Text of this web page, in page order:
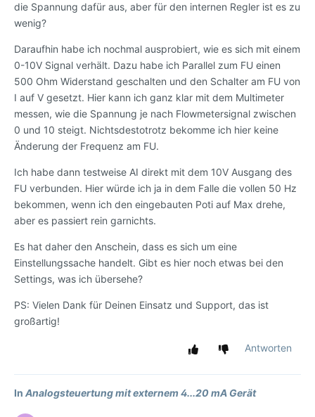
die Spannung dafür aus, aber für den internen Regler ist es zu
wenig?
Daraufhin habe ich nochmal ausprobiert, wie es sich mit einem
0-10V Signal verhält. Dazu habe ich Parallel zum FU einen
500 Ohm Widerstand geschalten und den Schalter am FU von
I auf V gesetzt. Hier kann ich ganz klar mit dem Multimeter
messen, wie die Spannung je nach Flowmetersignal zwischen
0 und 10 steigt. Nichtsdestotrotz bekomme ich hier keine
Änderung der Frequenz am FU.
Ich habe dann testweise AI direkt mit dem 10V Ausgang des
FU verbunden. Hier würde ich ja in dem Falle die vollen 50 Hz
bekommen, wenn ich den eingebauten Poti auf Max drehe,
aber es passiert rein garnichts.
Es hat daher den Anschein, dass es sich um eine
Einstellungssache handelt. Gibt es hier noch etwas bei den
Settings, was ich übersehe?
PS: Vielen Dank für Deinen Einsatz und Support, das ist
großartig!
Antworten
In Analogsteuertung mit externem 4...20 mA Gerät